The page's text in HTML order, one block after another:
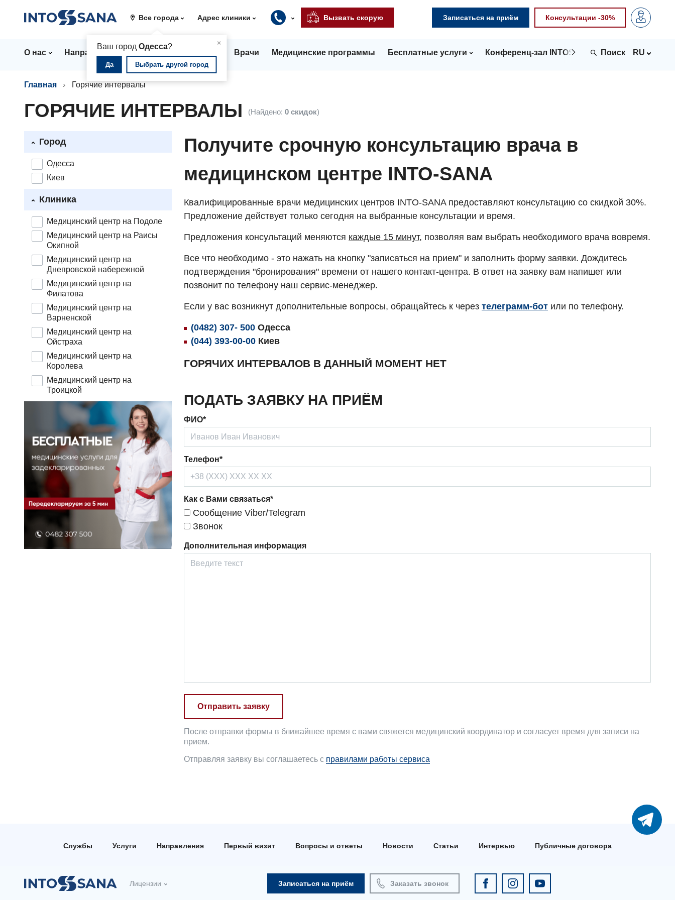
Все города
×
Ваш город Одесса?
Да Выбрать другой город
Адрес клиники Вызвать скорую Записаться на приём Консультации -30%
О нас Направления Стационар Врачи Медицинские программы Бесплатные услуги Конференц-зал INTOSPACE Контакты
RU
Главная Горячие интервалы
ГОРЯЧИЕ ИНТЕРВАЛЫ (Найдено: 0 скидок)
Город
Одесса
Киев
Клиника
Медицинский центр на Подоле
Медицинский центр на Раисы
Окипной
Медицинский центр на
Днепровской набережной
Медицинский центр на
Филатова
Медицинский центр на
Варненской
Медицинский центр на
Ойстраха
Медицинский центр на
Королева
Медицинский центр на
Троицкой
Получите срочную консультацию врача в
медицинском центре INTO-SANA
Квалифицированные врачи медицинских центров INTO-SANA предоставляют консультацию со скидкой 30%.
Предложение действует только сегодня на выбранные консультации и время.
Предложения консультаций меняются каждые 15 минут, позволяя вам выбрать необходимого врача вовремя.
Все что необходимо - это нажать на кнопку "записаться на прием" и заполнить форму заявки. Дождитесь
подтверждения "бронирования" времени от нашего контакт-центра. В ответ на заявку вам напишет или
позвонит по телефону наш сервис-менеджер.
Если у вас возникнут дополнительные вопросы, обращайтесь к через телеграмм-бот или по телефону.
(0482) 307- 500 Одесса
(044) 393-00-00 Киев
ГОРЯЧИХ ИНТЕРВАЛОВ В ДАННЫЙ МОМЕНТ НЕТ
ПОДАТЬ ЗАЯВКУ НА ПРИЁМ
ФИО*
Телефон*
Как с Вами связаться*
Сообщение Viber/Telegram
Звонок
Дополнительная информация
Отправить заявку
После отправки формы в ближайшее время с вами свяжется медицинский координатор и согласует время для записи на
прием.
Отправляя заявку вы соглашаетесь с правилами работы сервиса
Службы Услуги Направления Первый визит Вопросы и ответы Новости Статьи Интервью Публичные договора
Лицензии Записаться на приём Заказать звонок